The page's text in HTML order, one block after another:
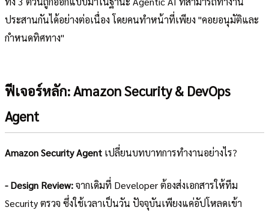
ประสานกันได้อย่างต่อเนื่อง โดยคนทำหน้าที่เพียง "คอยอนุมัติและ
กำหนดทิศทาง"
ฟีเจอร์หลัก: Amazon Security & DevOps
Agent
Amazon Security Agent เปลี่ยนบทบาทการทำงานอย่างไร?
- Design Review:จากเดิมที่ Developer ต้องส่งเอกสารให้ทีม
Security ตรวจ ซึ่งใช้เวลาเป็นวัน ปัจจุบันเพียงแค่อัปโหลดเข้า